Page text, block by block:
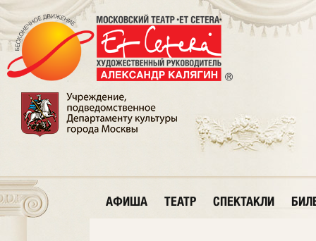
АФИША ТЕАТР СПЕКТАКЛИ